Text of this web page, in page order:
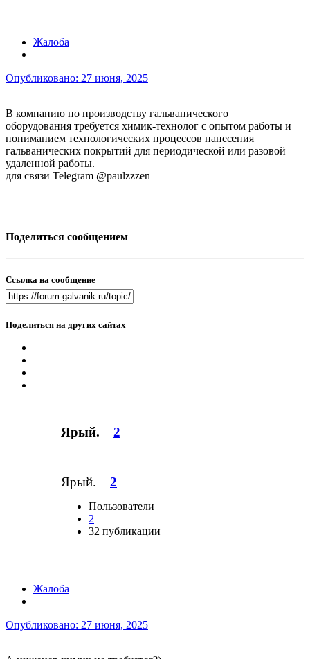
Жалоба
Опубликовано: 27 июня, 2025
В компанию по производству гальванического
оборудования требуется химик-технолог с опытом работы и
пониманием технологических процессов нанесения
гальванических покрытий для периодической или разовой
удаленной работы.
для связи Telegram @paulzzzen
Поделиться сообщением
Ссылка на сообщение
Поделиться на других сайтах
Ярый. 2
Ярый. 2
Пользователи
2
32 публикации
Жалоба
Опубликовано: 27 июня, 2025